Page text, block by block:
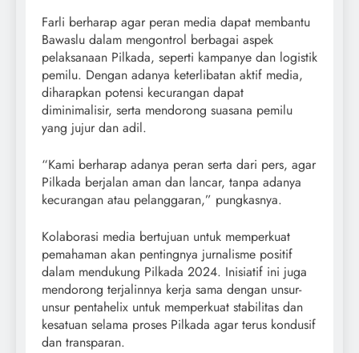
Farli berharap agar peran media dapat membantu
Bawaslu dalam mengontrol berbagai aspek
pelaksanaan Pilkada, seperti kampanye dan logistik
pemilu. Dengan adanya keterlibatan aktif media,
diharapkan potensi kecurangan dapat
diminimalisir, serta mendorong suasana pemilu
yang jujur dan adil.
“Kami berharap adanya peran serta dari pers, agar
Pilkada berjalan aman dan lancar, tanpa adanya
kecurangan atau pelanggaran,” pungkasnya.
Kolaborasi media bertujuan untuk memperkuat
pemahaman akan pentingnya jurnalisme positif
dalam mendukung Pilkada 2024. Inisiatif ini juga
mendorong terjalinnya kerja sama dengan unsur-
unsur pentahelix untuk memperkuat stabilitas dan
kesatuan selama proses Pilkada agar terus kondusif
dan transparan.